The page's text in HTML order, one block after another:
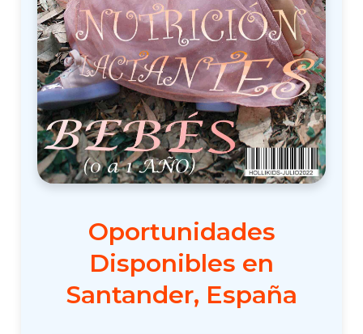
Oportunidades
Disponibles en
Santander, España